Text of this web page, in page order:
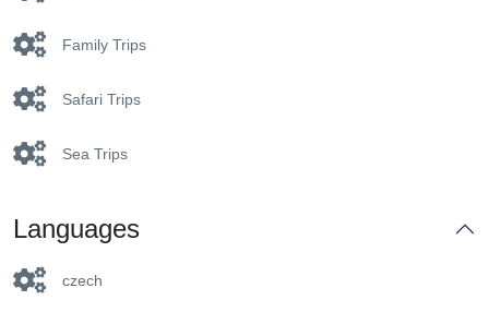
Family Trips
Safari Trips
Sea Trips
Languages
czech